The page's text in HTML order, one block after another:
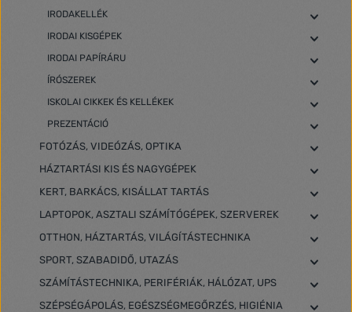
IRODAKELLÉK
IRODAI KISGÉPEK
IRODAI PAPÍRÁRU
ÍRÓSZEREK
ISKOLAI CIKKEK ÉS KELLÉKEK
PREZENTÁCIÓ
FOTÓZÁS, VIDEÓZÁS, OPTIKA
HÁZTARTÁSI KIS ÉS NAGYGÉPEK
KERT, BARKÁCS, KISÁLLAT TARTÁS
LAPTOPOK, ASZTALI SZÁMÍTÓGÉPEK, SZERVEREK
OTTHON, HÁZTARTÁS, VILÁGÍTÁSTECHNIKA
SPORT, SZABADIDŐ, UTAZÁS
SZÁMÍTÁSTECHNIKA, PERIFÉRIÁK, HÁLÓZAT, UPS
SZÉPSÉGÁPOLÁS, EGÉSZSÉGMEGŐRZÉS, HIGIÉNIA